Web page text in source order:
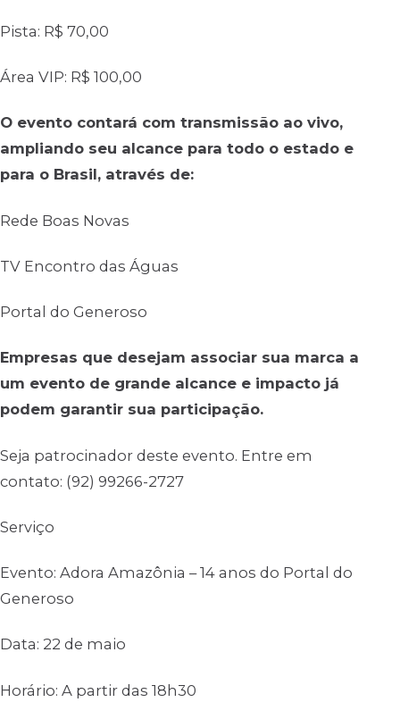
Pista: R$ 70,00
Área VIP: R$ 100,00
O evento contará com transmissão ao vivo,
ampliando seu alcance para todo o estado e
para o Brasil, através de:
Rede Boas Novas
TV Encontro das Águas
Portal do Generoso
Empresas que desejam associar sua marca a
um evento de grande alcance e impacto já
podem garantir sua participação.
Seja patrocinador deste evento. Entre em
contato: (92) 99266-2727
Serviço
Evento: Adora Amazônia – 14 anos do Portal do
Generoso
Data: 22 de maio
Horário: A partir das 18h30